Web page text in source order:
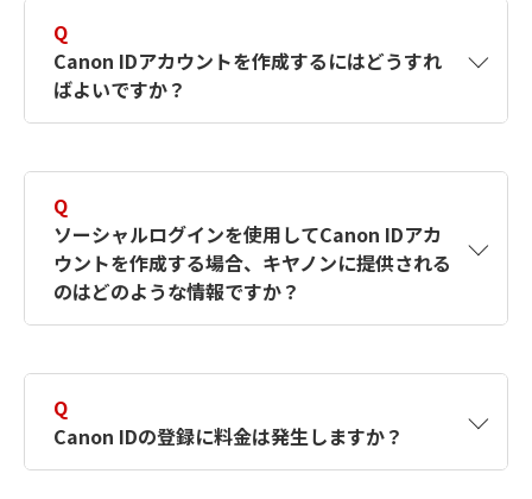
Q
Canon IDアカウントを作成するにはどうすれ
ばよいですか？
す。詳しい作成方法は【カメラ】Canon IDとは
何ですか？Canon IDの作成方法は？をご確認く
ださい。
Q
ソーシャルログインを使用してCanon IDアカ
ウントを作成する場合、キヤノンに提供される
のはどのような情報ですか？
択したサービスから取得します。アカウントを
簡単に作成できるように、この情報を使用して
Canon IDの登録フォームを入力します。
Q
Canon IDの登録に料金は発生しますか？